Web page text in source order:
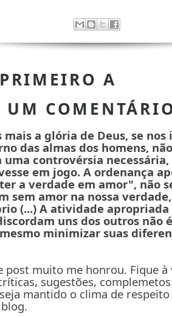
A
UM
mais a glória de Deus, se
das almas dos homens,
uma controvérsia
em jogo. A ordenança
a verdade em amor", não
sem amor na nossa
(...) A atividade apropriada
uns dos outros não
minimizar suas
post muito me honrou. Fique à
sugestões,
mantido o clima de